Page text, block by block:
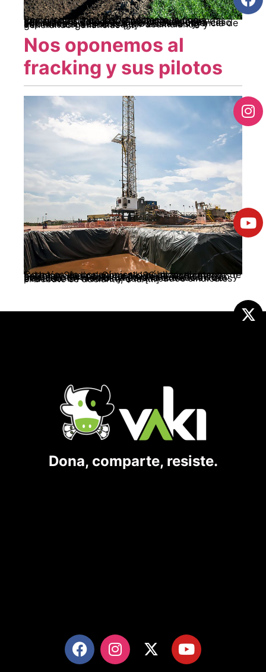
Por: Freddy Díaz Recientemente la crisis energética ha ocupado parte de las agendas tanto de los Estados y las instituciones capitalistas, como de las organizaciones sociales y políticas populares. Para cada caso por razones diferentes, pero con la urgencia de afrontarla. En el caso de los Estados y capitalistas, buscan seguir acumulando y generando ganancias […]
Nos oponemos al
fracking y sus pilotos
Como es de conocimiento público, al interior de la Unión Sindical Obrera USO, el sindicato petrolero de mayor tradición de lucha en el país, hay dos posturas frente al extractivismo y especialmente sobre la implementación de la fracturación hidráulica para la extracción de petróleo. En medios y comunicados sindicales el debate se adelanta, a la […]
Dona, comparte, resiste.